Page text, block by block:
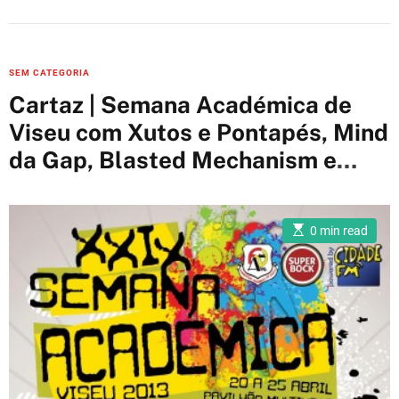
C
a
t
e
g
r
SEM CATEGORIA
Cartaz | Semana Académica de
Viseu com Xutos e Pontapés, Mind
da Gap, Blasted Mechanism e
E
s
t
i
m
a
t
e
d
r
e
a
d
t
0 min read